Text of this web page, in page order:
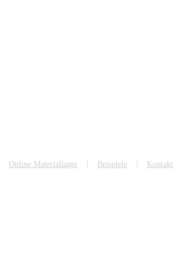
Online Materiallager Beispiele Kontakt